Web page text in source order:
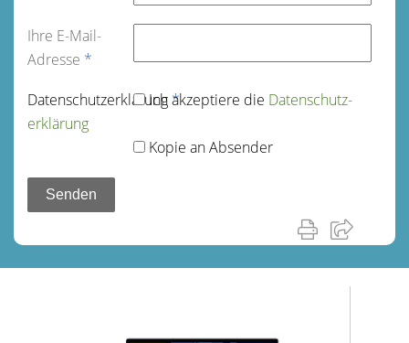
Ihre E-Mail-
Adresse *
Datenschutz­erklärung*
Ich akzeptiere die Datenschutz­
erklärung
Kopie an Absender